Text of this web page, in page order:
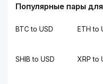
Популярные пары
BTC to USD ETH to
SHIB to USD XRP to